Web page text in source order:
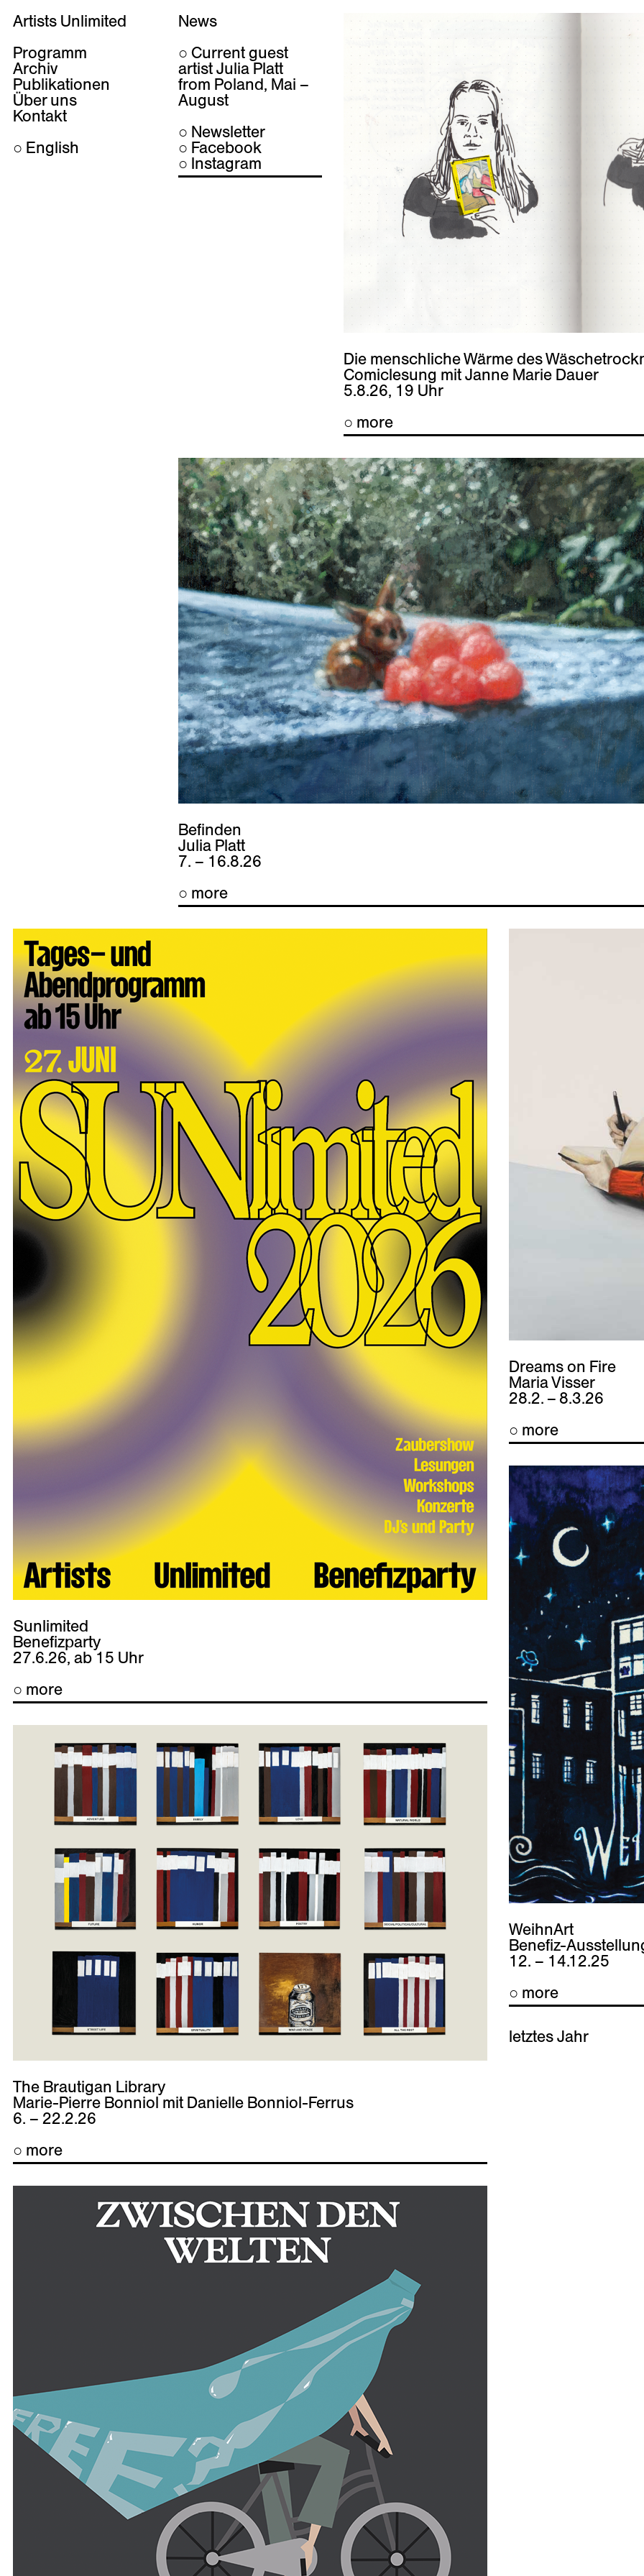
Artists Unlimited
Programm
Archiv
Publikationen
Über uns
Kontakt
○ English
News
○ Current guest
artistJulia Platt
from Poland, Mai –
August
○ Newsletter
○ Facebook
○ Instagram
Die menschliche Wärme des
Comiclesung mit Janne Marie Dauer
5.8.26, 19 Uhr
○ more
Befinden
Julia Platt
7. – 16.8.26
○ more
Sunlimited
Benefizparty
27.6.26, ab 15 Uhr
○ more
Dreams on Fire
Maria Visser
28.2. – 8.3.26
○ more
The Brautigan Library
Marie-Pierre Bonniol mit Danielle Bonniol-Ferrus
6. – 22.2.26
○ more
WeihnArt
Benefiz-
12. – 14.12.25
○ more
letztes Jahr